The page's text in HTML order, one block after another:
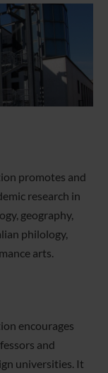
promotes and
research in
geography,
philology,
arts.
encourages
and
universities. It